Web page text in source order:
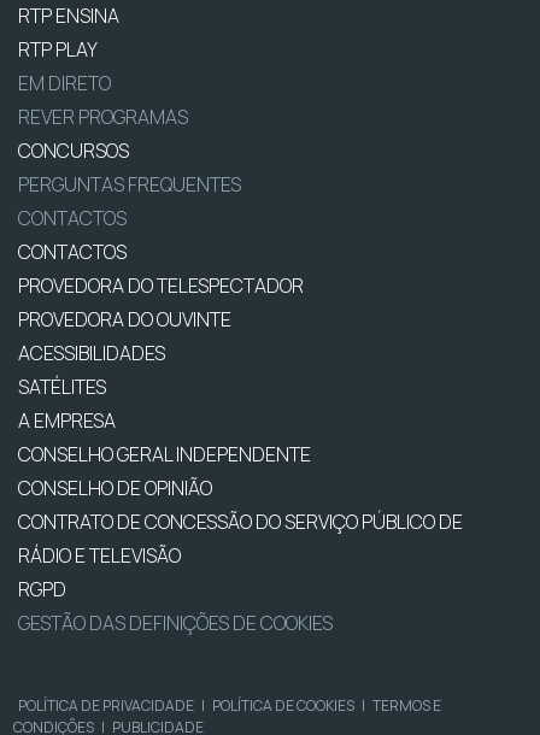
RTP ENSINA
RTP PLAY
EM DIRETO
REVER PROGRAMAS
CONCURSOS
PERGUNTAS FREQUENTES
CONTACTOS
CONTACTOS
PROVEDORA DO TELESPECTADOR
PROVEDORA DO OUVINTE
ACESSIBILIDADES
SATÉLITES
A EMPRESA
CONSELHO GERAL INDEPENDENTE
CONSELHO DE OPINIÃO
CONTRATO DE CONCESSÃO DO SERVIÇO PÚBLICO DE
RÁDIO E TELEVISÃO
RGPD
GESTÃO DAS DEFINIÇÕES DE COOKIES
POLÍTICA DE PRIVACIDADE | POLÍTICA DE COOKIES | TERMOS E
CONDIÇÕES | PUBLICIDADE